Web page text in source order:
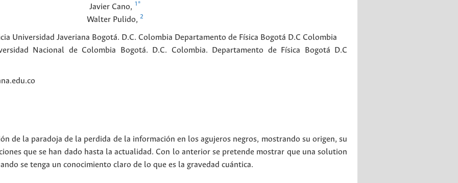
Javier Cano, 1 *
Walter Pulido, 2
Universidad Javeriana Bogotá. D.C. Colombia Departamento de Física Bogotá D.C Colombia
Nacional de Colombia Bogotá. D.C. Colombia. Departamento de Física Bogotá
D.C
de la paradoja de la perdida de la información en los agujeros negros, mostrando su origen, su
que se han dado hasta la actualidad. Con lo anterior se pretende mostrar que una solution
se tenga un conocimiento claro de lo que es la gravedad cuántica.